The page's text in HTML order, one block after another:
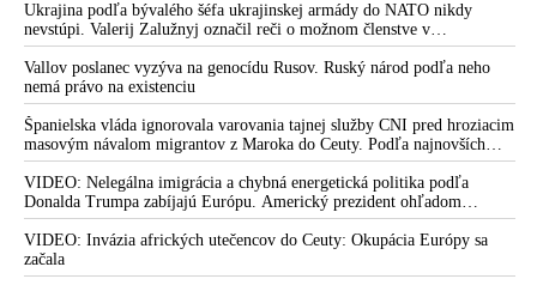
Ukrajina podľa bývalého šéfa ukrajinskej armády do NATO nikdy
nevstúpi. Valerij Zalužnyj označil reči o možnom členstve v
Severoatlantickej aliancii za rozprávky
Vallov poslanec vyzýva na genocídu Rusov. Ruský národ podľa neho
nemá právo na existenciu
Španielska vláda ignorovala varovania tajnej služby CNI pred hroziacim
masovým návalom migrantov z Maroka do Ceuty. Podľa najnovších
správ preniklo do tejto španielskej exklávy na severe Afriky vyše 70-
tisíc migrantov
VIDEO: Nelegálna imigrácia a chybná energetická politika podľa
Donalda Trumpa zabíjajú Európu. Americký prezident ohľadom
eskalácie konfliktu s Iránom vyhlásil, že armáda USA bola na jeho
príkaz pripravená uskutočniť „najväčší útok od druhej svetovej vojny“
VIDEO: Invázia afrických utečencov do Ceuty: Okupácia Európy sa
začala